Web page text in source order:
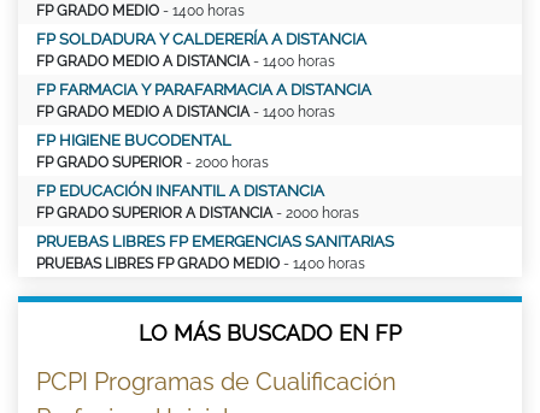
FP GRADO MEDIO - 1400 horas
FP SOLDADURA Y CALDERERÍA A DISTANCIA
FP GRADO MEDIO A DISTANCIA - 1400 horas
FP FARMACIA Y PARAFARMACIA A DISTANCIA
FP GRADO MEDIO A DISTANCIA - 1400 horas
FP HIGIENE BUCODENTAL
FP GRADO SUPERIOR - 2000 horas
FP EDUCACIÓN INFANTIL A DISTANCIA
FP GRADO SUPERIOR A DISTANCIA - 2000 horas
PRUEBAS LIBRES FP EMERGENCIAS SANITARIAS
PRUEBAS LIBRES FP GRADO MEDIO - 1400 horas
LO MÁS BUSCADO EN FP
PCPI Programas de Cualificación